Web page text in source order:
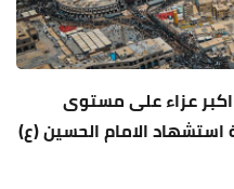
عزاء على مستوى
استشهاد الامام الحسين (ع)